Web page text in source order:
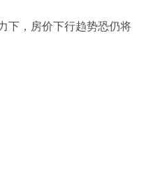
下，房价下行趋势恐仍将